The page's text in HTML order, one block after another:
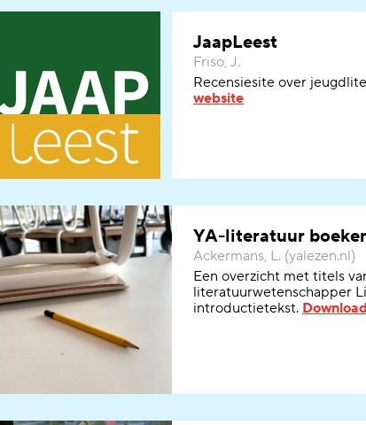
JaapLeest
Friso, J.
Recensiesite over
website
YA-literatuur
Ackermans, L. (yalezen.nl)
Een overzicht met titels
literatuurwetenschapper
introductietekst. Download